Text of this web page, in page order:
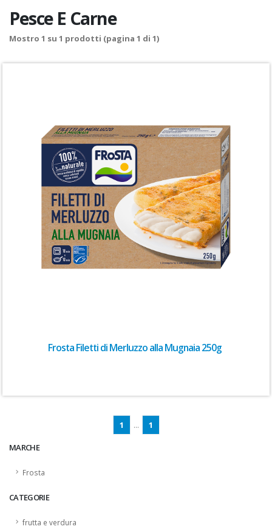
MARCHE
Frosta
CATEGORIE
frutta e verdura
Pesce E Carne
Mostro 1 su 1 prodotti (pagina 1 di 1)
Frosta Filetti di Merluzzo alla Mugnaia 250g
1 ... 1